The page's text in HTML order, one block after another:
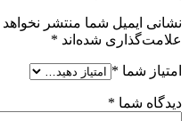
نشانی ایمیل شما منتشر
علامت‌گذاری شده‌اند *
امتیاز شما *
دیدگاه شما *